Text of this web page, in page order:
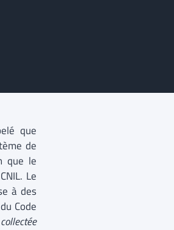
que
de
que le
Le
à des
Code